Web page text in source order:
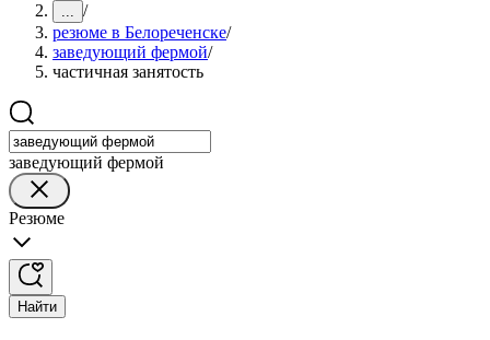
... /
резюме в Белореченске/
заведующий фермой/
частичная занятость
заведующий фермой
Резюме
Найти